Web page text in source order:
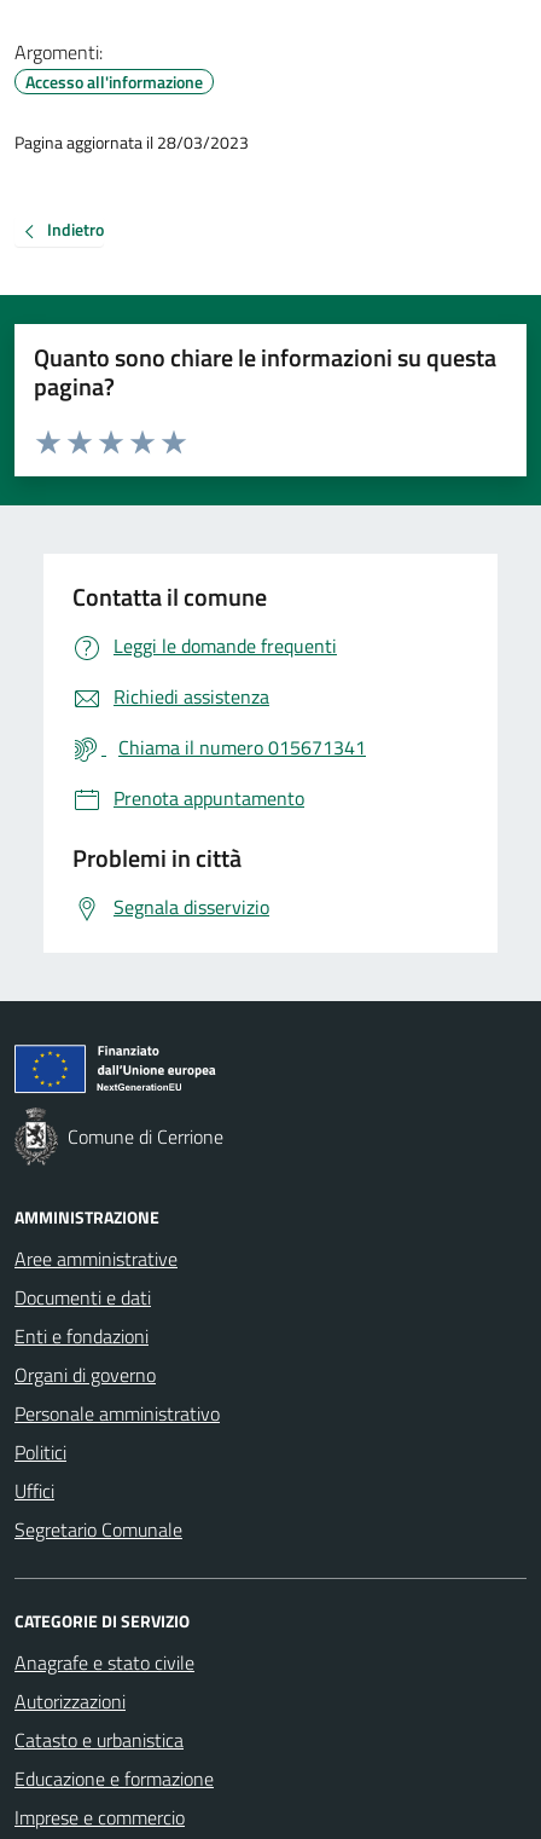
Argomenti:
Accesso all'informazione
Pagina aggiornata il 28/03/2023
Indietro
Quanto sono chiare le informazioni su questa
pagina?
Valuta da 1 a 5 stelle la pagina
Valuta 5 stelle su 5
Valuta 4 stelle su 5
Valuta 3 stelle su 5
Valuta 2 stelle su 5
Valuta 1 stelle su 5
Contatta il comune
Leggi le domande frequenti
Richiedi assistenza
Chiama il numero 015671341
Prenota appuntamento
Problemi in città
Segnala disservizio
Comune di Cerrione
AMMINISTRAZIONE
Aree amministrative
Documenti e dati
Enti e fondazioni
Organi di governo
Personale amministrativo
Politici
Uffici
Segretario Comunale
CATEGORIE DI SERVIZIO
Anagrafe e stato civile
Autorizzazioni
Catasto e urbanistica
Educazione e formazione
Imprese e commercio